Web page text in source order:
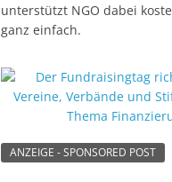
unterstützt NGO dabei
ganz einfach.
ANZEIGE - SPONSORED POST